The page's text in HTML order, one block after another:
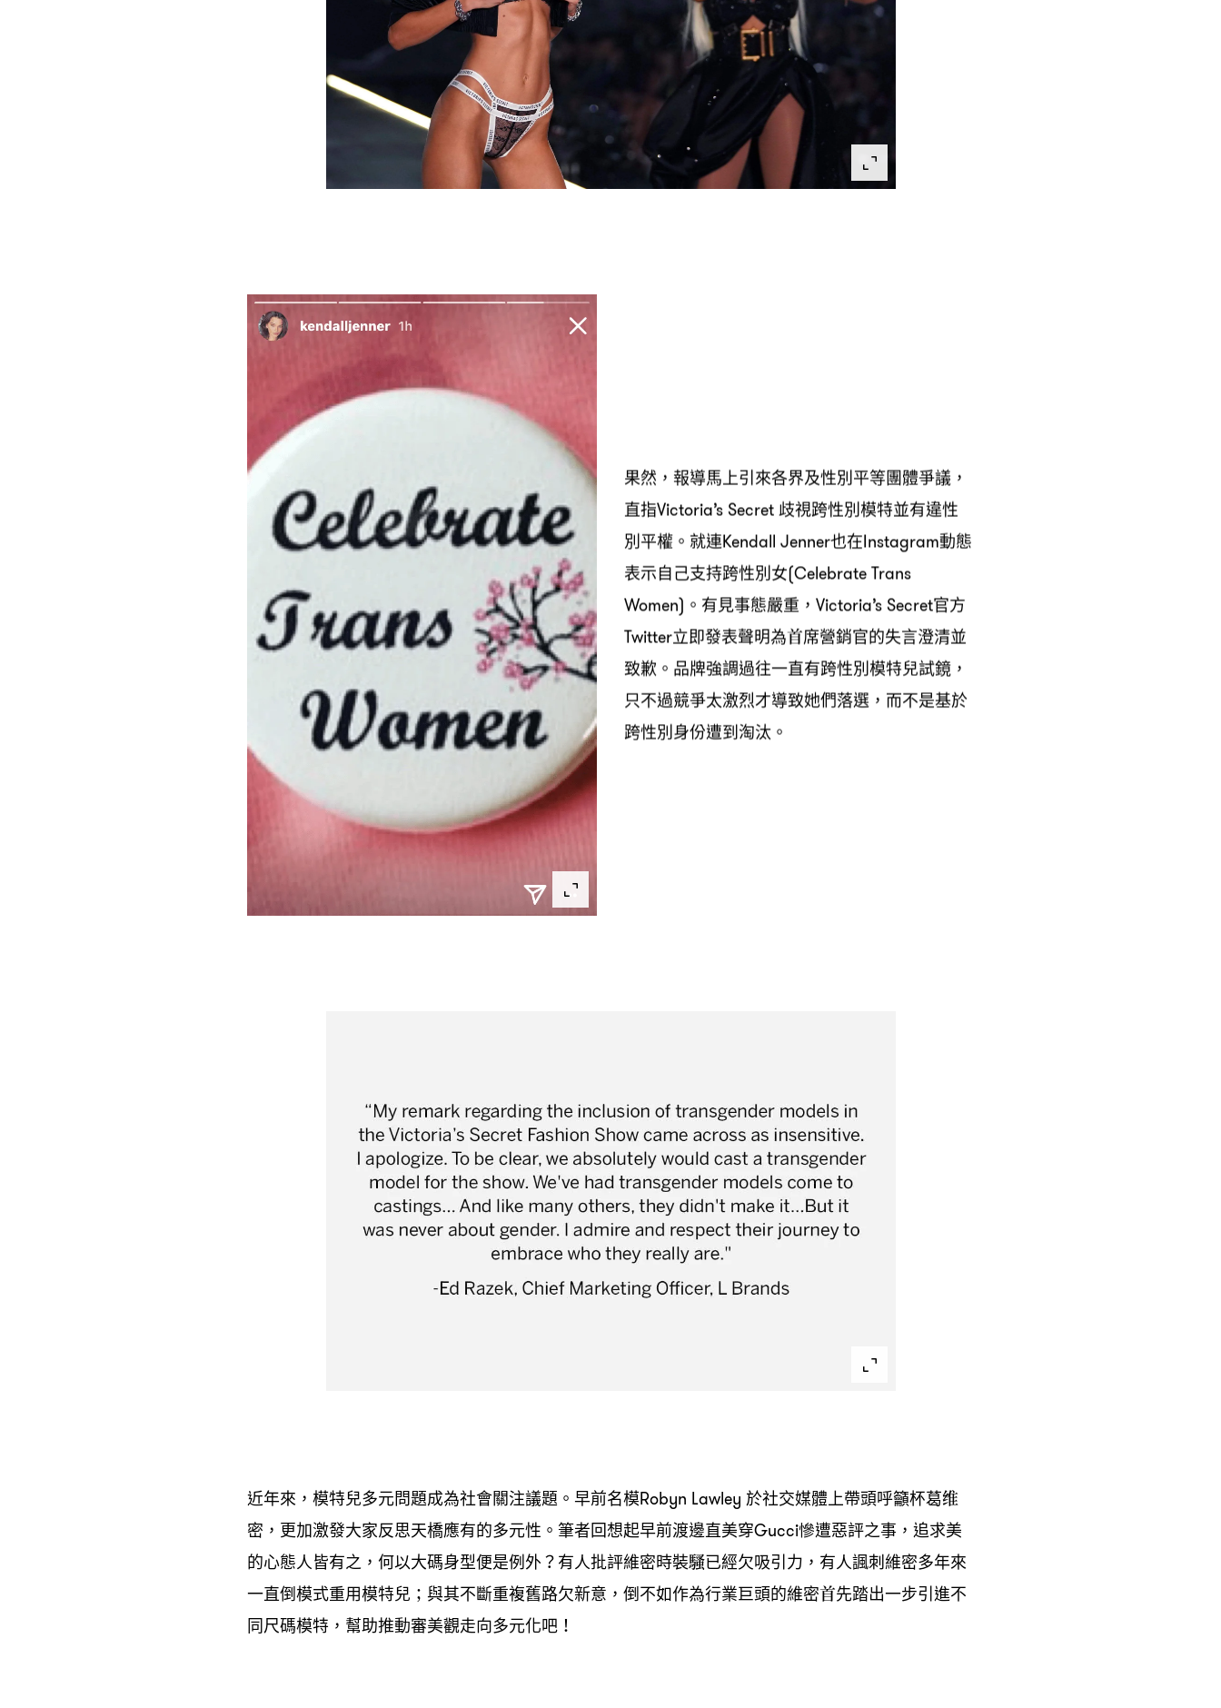
果然 ， 報導馬上引來各界及性別平等團體爭議 ，
直指Victoria’s Secret歧視跨性別模特並有違性
別平權。就連Kendall Jenner也在Instagram動態
表示自己支持跨性別女(Celebrate Trans
Women) 。有見事態嚴重 ，Victoria’s Secret官方
Twitter立即發表聲明為首席營銷官的失言澄清並
致歉。品牌強調過往一直有跨性別模特兒試鏡 ，
只不過競爭太激烈才導致她們落選 ， 而不是基於
跨性別身份遭到淘汰。
近年來 ， 模特兒多元問題成為社會關注議題。早前名模Robyn Lawley 於社交媒體上帶頭呼籲杯葛维
密 ， 更加激發大家反思天橋應有的多元性。筆者回想起早前渡邊直美穿Gucci慘遭惡評之事 ， 追求美
的心態人皆有之 ， 何以大碼身型便是例外？有人批評維密時裝騷已經欠吸引力 ， 有人諷刺維密多年來
一直倒模式重用模特兒 ； 與其不斷重複舊路欠新意 ， 倒不如作為行業巨頭的維密首先踏出一步引進不
同尺碼模特 ， 幫助推動審美觀走向多元化吧 ！